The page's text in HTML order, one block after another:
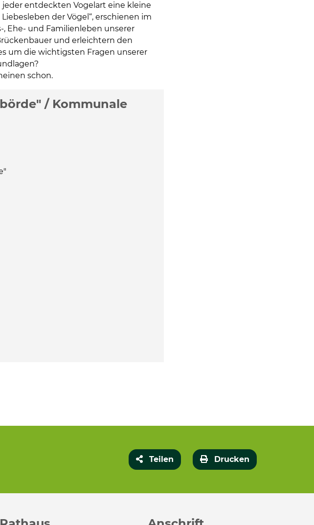
jeder entdeckten Vogelart eine kleine
der Vögel“, erschienen im
, Ehe- und Familienleben unserer
und erleichtern den
um die wichtigsten Fragen unserer
schon.
/ Kommunale
Teilen Drucken